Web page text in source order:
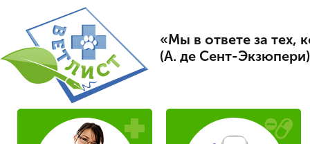
«Мы в ответе за тех,
(А. де Сент-Экзюпери)